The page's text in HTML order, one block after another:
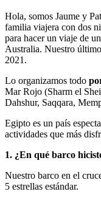
Hola, somos Jaume y
familia viajera con dos
para hacer un viaje de
Australia. Nuestro
2021.
Lo organizamos todo
Mar Rojo (Sharm el
Dahshur, Saqqara,
Egipto es un país
actividades que más
1. ¿En qué barco
Nuestro barco en el
5 estrellas estándar.